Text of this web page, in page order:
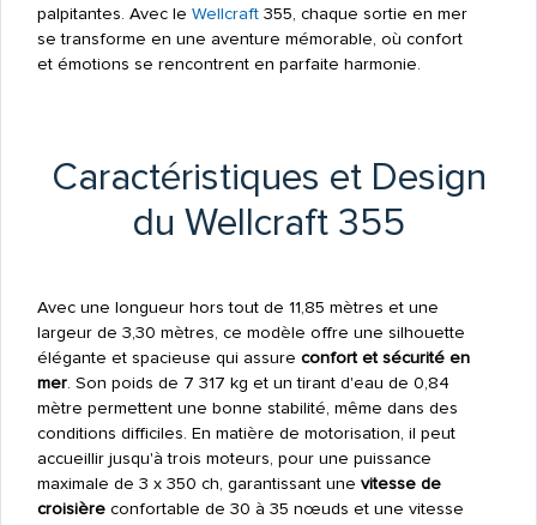
palpitantes. Avec le Wellcraft355, chaque sortie en mer
se transforme en une aventure mémorable, où confort
et émotions se rencontrent en parfaite harmonie.
Caractéristiques et Design
du Wellcraft 355
Avec une longueur hors tout de 11,85 mètres et une
largeur de 3,30 mètres, ce modèle offre une silhouette
élégante et spacieuse qui assure confort et sécurité en
mer. Son poids de 7 317 kg et un tirant d'eau de 0,84
mètre permettent une bonne stabilité, même dans des
conditions difficiles. En matière de motorisation, il peut
accueillir jusqu'à trois moteurs, pour une puissance
maximale de 3 x 350 ch, garantissant une vitesse de
croisièreconfortable de 30 à 35 nœuds et une vitesse